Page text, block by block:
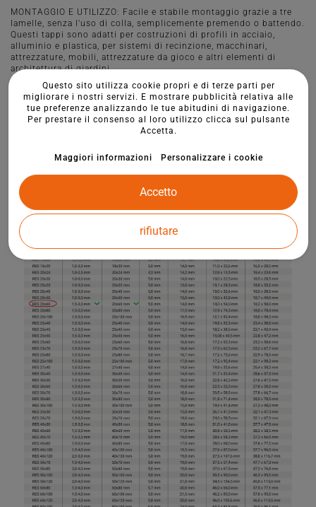
MONTAGGIO E UTILIZZO: Facile e stabile montaggio grazie a tre
lamelle, senza l'uso di colla, semplicemente premendo o battendo.
Questi tappi sono adatti per costruzioni di profili in acciaio,
alluminio e plastica, per sistemi di recinzione, macchinari,
attrezzature, mobili, attrezzature da gioco e altri elementi di
architettura di giardini.
Questo sito utilizza cookie propri e di terze parti per
migliorare i nostri servizi. E mostrare pubblicità relativa alle
tue preferenze analizzando le tue abitudini di navigazione.
Per prestare il consenso al loro utilizzo clicca sul pulsante
Accetta.
Maggiori informazioni Personalizzare i cookie
rifiutare
Accetto